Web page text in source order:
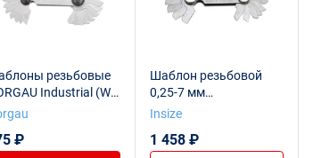
резьбовые
Industrial (W),
шт
₽
Шаблон резьбовой
0,25-7 мм
(метрический 60°) 24
Insize
1 458 ₽